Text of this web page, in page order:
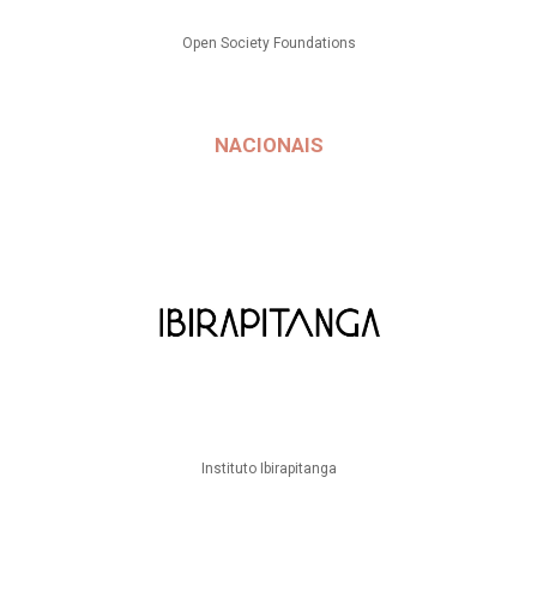
Open Society Foundations
NACIONAIS
Instituto Ibirapitanga